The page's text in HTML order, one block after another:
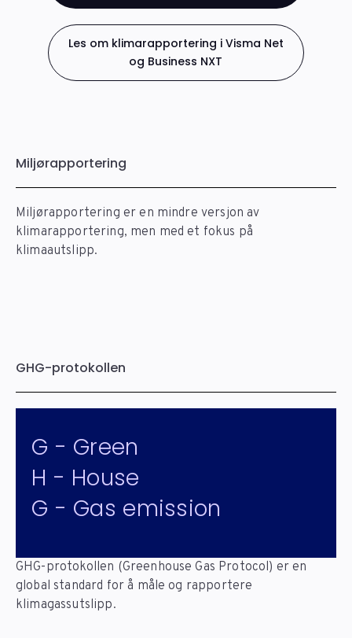
Les om klimarapportering i Visma Net
og Business NXT
Miljørapportering
Miljørapportering er en mindre versjon av
klimarapportering, men med et fokus på
klimaautslipp.
GHG-protokollen
G - Green
H - House
G - Gas emission
GHG-protokollen (Greenhouse Gas Protocol) er en
global standard for å måle og rapportere
klimagassutslipp.